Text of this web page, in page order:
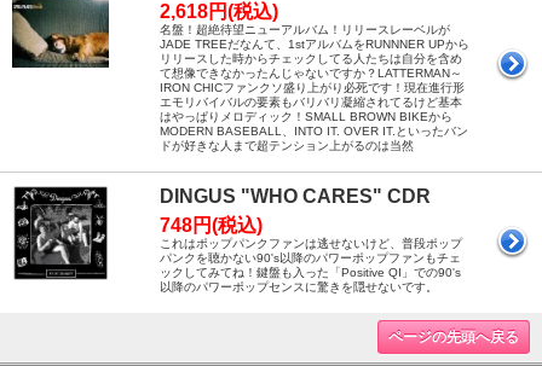
2,618円(税込)
名盤！超絶待望ニューアルバム！リリースレーベルが
JADE TREEだなんて、1stアルバムをRUNNNER UPから
リリースした時からチェックしてる人たちは自分を含め
て想像できなかったんじゃないですか？LATTERMAN～
IRON CHICファンクソ盛り上がり必死です！現在進行形
エモリバイバルの要素もバリバリ凝縮されてるけど基本
はやっぱりメロディック！SMALL BROWN BIKEから
MODERN BASEBALL、INTO IT. OVER IT.といったバン
ドが好きな人まで超テンション上がるのは当然
DINGUS "WHO CARES" CDR
748円(税込)
これはポップパンクファンは逃せないけど、普段ポップ
パンクを聴かない90's以降のパワーポップファンもチェ
ックしてみてね！鍵盤も入った「Positive QI」での90's
以降のパワーポップセンスに驚きを隠せないです。
ページの先頭へ戻る